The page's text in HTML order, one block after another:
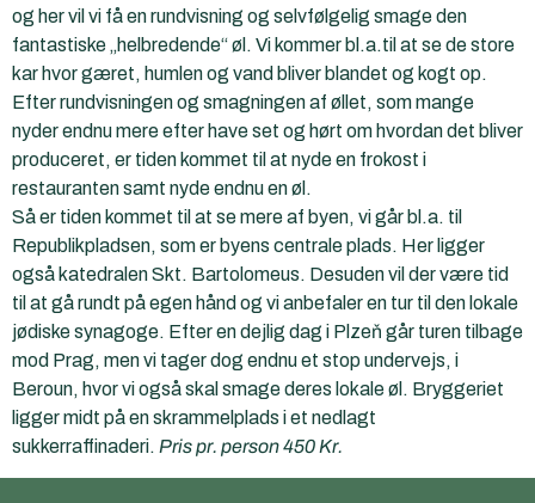
og her vil vi få en rundvisning og selvfølgelig smage den
fantastiske „helbredende“ øl. Vi kommer bl.a.til at se de store
kar hvor gæret, humlen og vand bliver blandet og kogt op.
Efter rundvisningen og smagningen af øllet, som mange
nyder endnu mere efter have set og hørt om hvordan det bliver
produceret, er tiden kommet til at nyde en frokost i
restauranten samt nyde endnu en øl.
Så er tiden kommet til at se mere af byen, vi går bl.a. til
Republikpladsen, som er byens centrale plads. Her ligger
også katedralen Skt. Bartolomeus. Desuden vil der være tid
til at gå rundt på egen hånd og vi anbefaler en tur til den lokale
jødiske synagoge. Efter en dejlig dag i Plzeň går turen tilbage
mod Prag, men vi tager dog endnu et stop undervejs, i
Beroun, hvor vi også skal smage deres lokale øl. Bryggeriet
ligger midt på en skrammelplads i et nedlagt
sukkerraffinaderi. Pris pr. person 450 Kr.